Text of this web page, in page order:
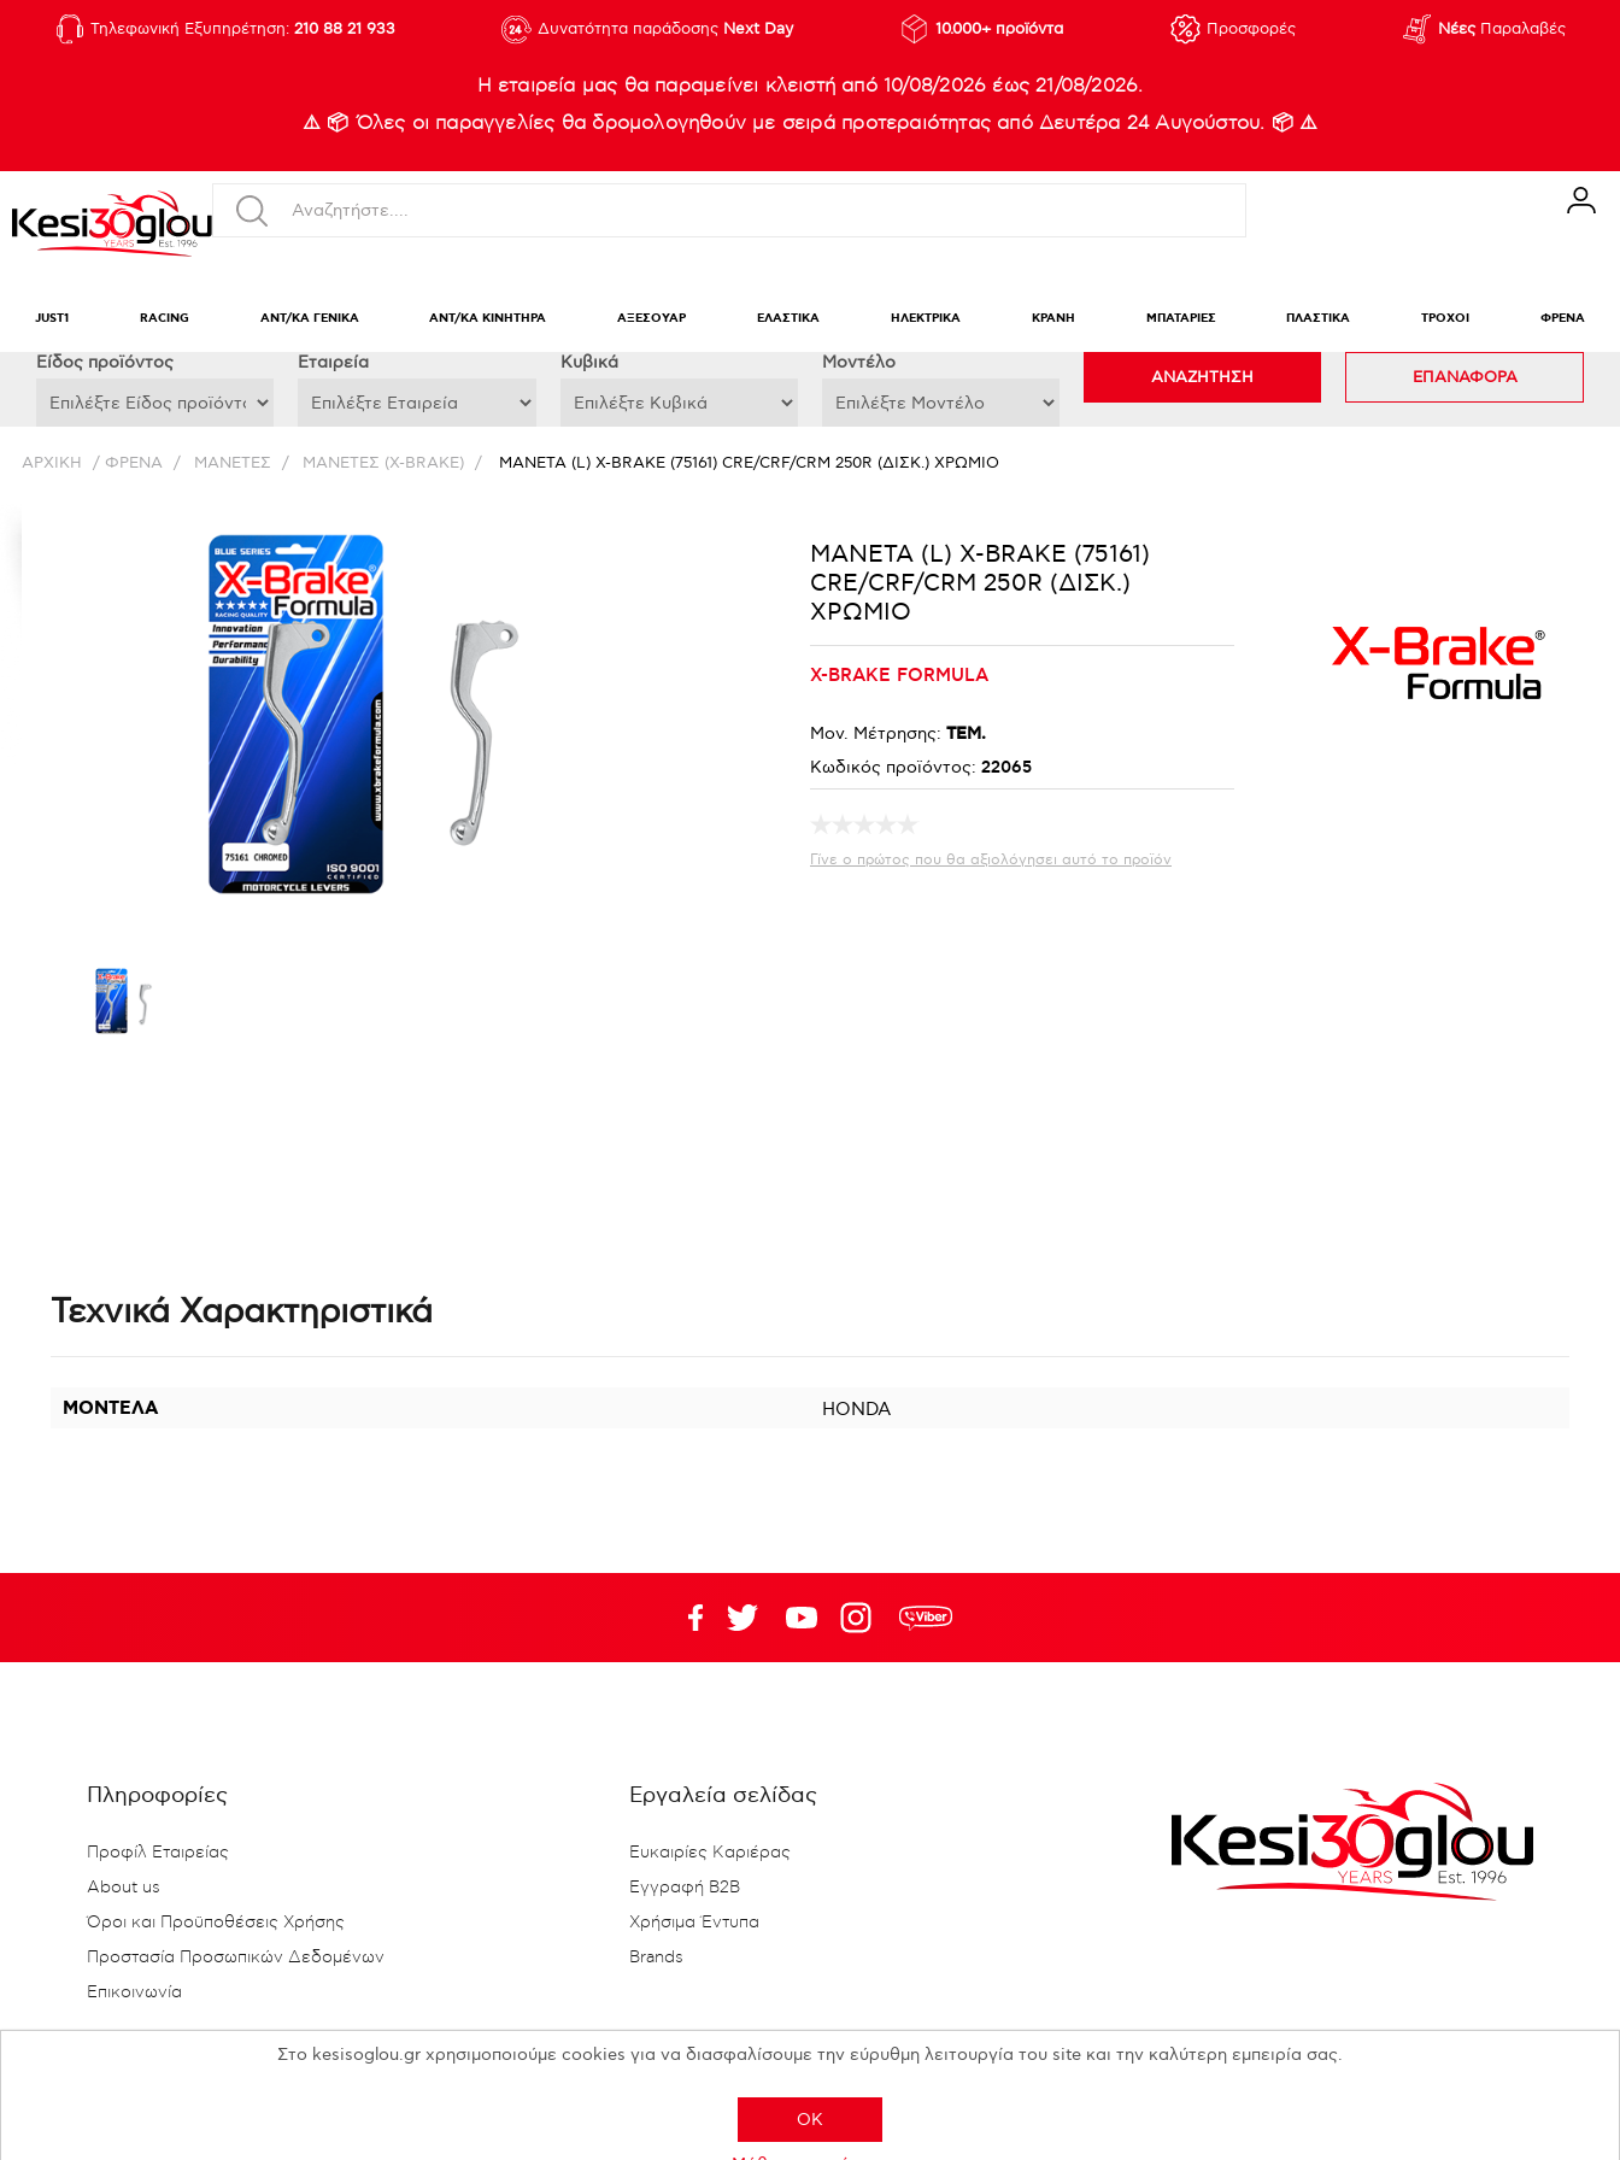
Τηλεφωνική Εξυπηρέτηση: 210 88 21 933 Δυνατότητα παράδοσης Next Day 10.000+ προϊόντα Προσφορές ΝέεςΠαραλαβές
Η εταιρεία μας θα παραμείνει κλειστή από 10/08/2026 έως 21/08/2026.
⚠️ 📦 Όλες οι παραγγελίες θα δρομολογηθούν με σειρά προτεραιότητας από Δευτέρα 24 Αυγούστου. 📦 ⚠️
JUST1 RACING ΑΝΤ/ΚΑ ΓΕΝΙΚΑ ΑΝΤ/ΚΑ ΚΙΝΗΤΗΡΑ ΑΞΕΣΟΥΑΡ ΕΛΑΣΤΙΚΑ ΗΛΕΚΤΡΙΚΑ ΚΡΑΝΗ ΜΠΑΤΑΡΙΕΣ ΠΛΑΣΤΙΚΑ ΤΡΟΧΟΙ ΦΡΕΝΑ
Eίδος προϊόντος Εταιρεία Κυβικά Μοντέλο
ΑΝΑΖΗΤΗΣΗ ΕΠΑΝΑΦΟΡΑ
ΑΡΧΙΚΉ / ΦΡΕΝΑ / ΜΑΝΕΤΕΣ / ΜΑΝΕΤΕΣ (X-BRAKE) / ΜΑΝΕΤΑ (L) X-BRAKE (75161) CRE/CRF/CRM 250R (ΔΙΣΚ.) ΧΡΩΜΙΟ
ΜΑΝΕΤΑ (L) X-BRAKE (75161)
CRE/CRF/CRM 250R (ΔΙΣΚ.)
ΧΡΩΜΙΟ
X-BRAKE FORMULA
Μον. Μέτρησης: ΤΕΜ.
Κωδικός προϊόντος: 22065
Γίνε ο πρώτος που θα αξιολόγησει αυτό το προϊόν
Τεχνικά Χαρακτηριστικά
ΜΟΝΤΕΛΑ HONDA
Πληροφορίες
Προφίλ Εταιρείας
About us
Όροι και Προϋποθέσεις Χρήσης
Προστασία Προσωπικών Δεδομένων
Επικοινωνία
Εργαλεία σελίδας
Ευκαιρίες Καριέρας
Εγγραφή B2B
Χρήσιμα Έντυπα
Brands
Copyright © 2026 N. KESISOGLOU S.A. - All rights reserved
Στο kesisoglou.gr χρησιμοποιούμε cookies για να διασφαλίσουμε την εύρυθμη λειτουργία του site και την καλύτερη εμπειρία σας.
OK